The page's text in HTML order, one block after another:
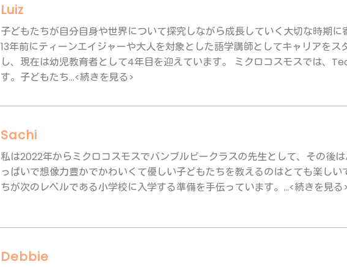
Luiz
子どもたちが自分自身や世界について探究しながら成長していく大切な時期
13年前にティーンエイジャーや大人を対象とした語学講師としてキャリアを
し、現在は幼児教育者として4年目を迎えています。 ミクロコスモスでは、
す。子どもたち...<続きを見る>
Sachi
私は2022年からミクロコスモスでバンブルビークラスの先生として、その後
っぱいで想像力豊かでかわいくて優しい子どもたちを教えるのはとても楽し
ちが次のレベルである小学校に入学する準備を手伝っています。...<続きを見る>
Debbie